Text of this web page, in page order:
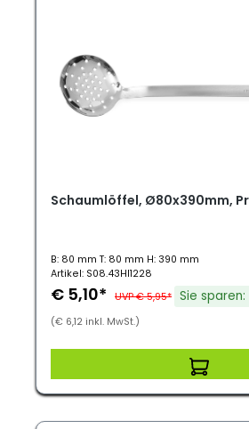
Schaumlöffel, Ø80x390mm,
B: 80 mm T: 80 mm H: 390 mm
Artikel: S08.43HI1228
€ 5,10* UVP € 5,95* Sie
(€ 6,12 inkl. MwSt.)